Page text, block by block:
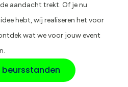
aandacht trekt. Of je nu
hebt, wij realiseren het voor
wat we voor jouw event
beursstanden